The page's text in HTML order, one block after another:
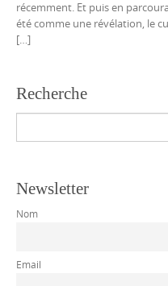
récemment. Et puis en
été comme une révélation, le
[…]
Recherche
Newsletter
Nom
Email